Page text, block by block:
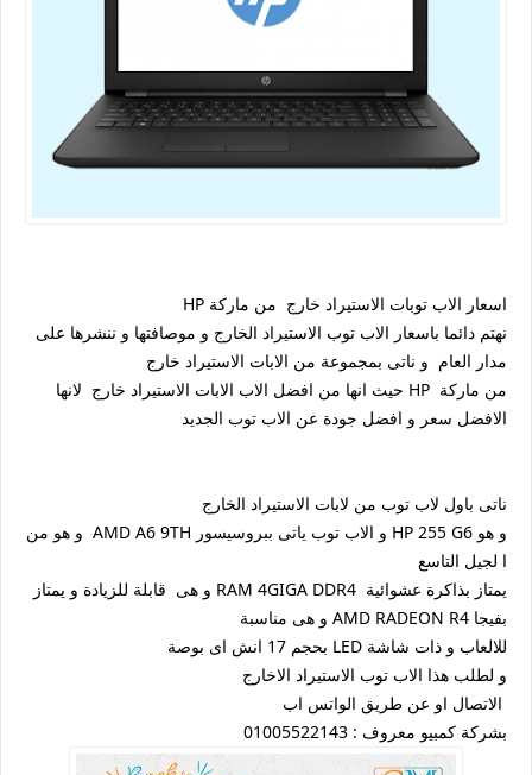
اسعار الاب توبات الاستيراد خارج من ماركة HP
نهتم دائما باسعار الاب توب الاستيراد الخارج و موصافتها و ننشرها على
مدار العام و ناتى بمجموعة من الابات الاستيراد خارج
من ماركة HP حيث انها من افضل الاب الابات الاستيراد خارج لانها
الافضل سعر و افضل جودة عن الاب توب الجديد
ناتى باول لاب توب من لابات الاستيراد الخارج
و هو HP 255 G6 و الاب توب ياتى ببروسيسور AMD A6 9TH و هو من
ا لجيل التاسع
يمتاز بذاكرة عشوائية RAM 4GIGA DDR4 و هى قابلة للزيادة و يمتاز
بفيجا AMD RADEON R4 و هى مناسبة
للالعاب و ذات شاشة LED بحجم 17 انش اى بوصة
و لطلب هذا الاب توب الاستيراد الاخارج
الاتصال او عن طريق الواتس اب
بشركة كمبيو معروف : 01005522143